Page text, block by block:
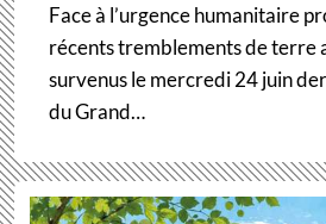
Face à l’urgence humanitaire
récents tremblements de terre
survenus le mercredi 24 juin
du Grand…